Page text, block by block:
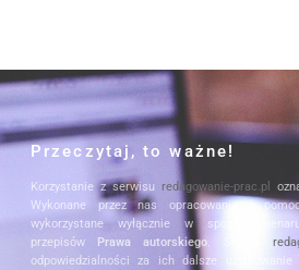
Przeczytaj, to ważne!
Korzystanie z serwisu redagowanie-prac.pl
Wykonane przez nas opracowania i
wykorzystane wyłącznie w sposób
przepisów Prawa autorskiego. Serwis
odpowiedzialności za ich dalsze użytkowanie